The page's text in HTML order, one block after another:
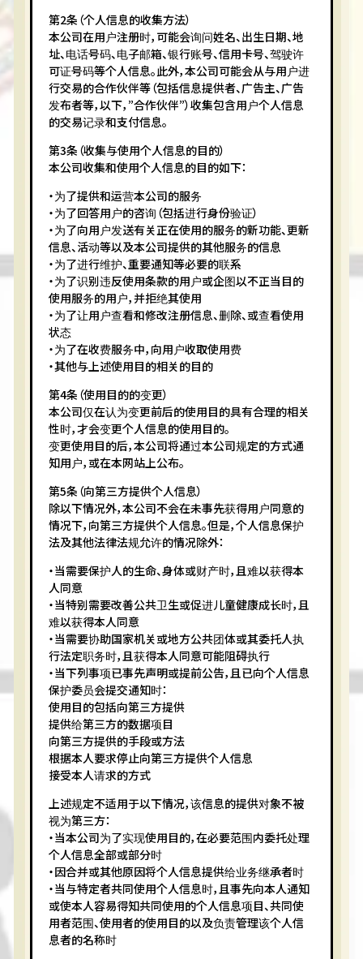
第2条（个人信息的收集方法）
本公司在用户注册时，可能会询问姓名、出生日期、地
址、电话号码、电子邮箱、银行账号、信用卡号、驾驶许
可证号码等个人信息。此外，本公司可能会从与用户进
行交易的合作伙伴等（包括信息提供者、广告主、广告
发布者等，以下，”合作伙伴”）收集包含用户个人信息
的交易记录和支付信息。
第3条（收集与使用个人信息的目的）
本公司收集和使用个人信息的目的如下：
・为了提供和运营本公司的服务
・为了回答用户的咨询（包括进行身份验证）
・为了向用户发送有关正在使用的服务的新功能、更新
信息、活动等以及本公司提供的其他服务的信息
・为了进行维护、重要通知等必要的联系
・为了识别违反使用条款的用户或企图以不正当目的
使用服务的用户，并拒绝其使用
・为了让用户查看和修改注册信息、删除、或查看使用
状态
・为了在收费服务中，向用户收取使用费
・其他与上述使用目的相关的目的
第4条（使用目的的变更）
本公司仅在认为变更前后的使用目的具有合理的相关
性时，才会变更个人信息的使用目的。
变更使用目的后，本公司将通过本公司规定的方式通
知用户，或在本网站上公布。
第5条（向第三方提供个人信息）
除以下情况外，本公司不会在未事先获得用户同意的
情况下，向第三方提供个人信息。但是，个人信息保护
法及其他法律法规允许的情况除外：
・当需要保护人的生命、身体或财产时，且难以获得本
人同意
・当特别需要改善公共卫生或促进儿童健康成长时，且
难以获得本人同意
・当需要协助国家机关或地方公共团体或其委托人执
行法定职务时，且获得本人同意可能阻碍执行
・当下列事项已事先声明或提前公告，且已向个人信息
保护委员会提交通知时：
使用目的包括向第三方提供
提供给第三方的数据项目
向第三方提供的手段或方法
根据本人要求停止向第三方提供个人信息
接受本人请求的方式
上述规定不适用于以下情况，该信息的提供对象不被
视为第三方：
・当本公司为了实现使用目的，在必要范围内委托处理
个人信息全部或部分时
・因合并或其他原因将个人信息提供给业务继承者时
・当与特定者共同使用个人信息时，且事先向本人通知
或使本人容易得知共同使用的个人信息项目、共同使
用者范围、使用者的使用目的以及负责管理该个人信
息者的名称时